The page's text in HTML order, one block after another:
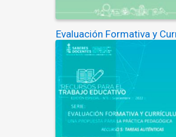
Evaluación Formativa y